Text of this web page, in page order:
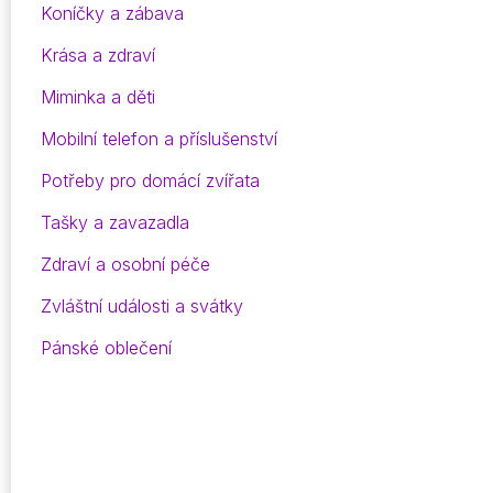
Koníčky a zábava
Krása a zdraví
Miminka a děti
Mobilní telefon a příslušenství
Potřeby pro domácí zvířata
Tašky a zavazadla
Zdraví a osobní péče
Zvláštní události a svátky
Pánské oblečení